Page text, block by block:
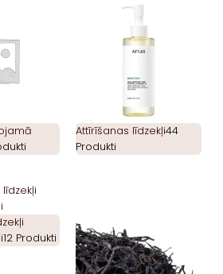
Attīrīšanas līdzekļi44
Produkti
12 Produkti